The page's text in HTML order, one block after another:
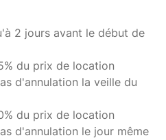
mariages, concerts, sport
pour les boîtiers Sony Alpha
2 jours avant le début de
du prix de location
d'annulation la veille du
du prix de location
d'annulation le jour même